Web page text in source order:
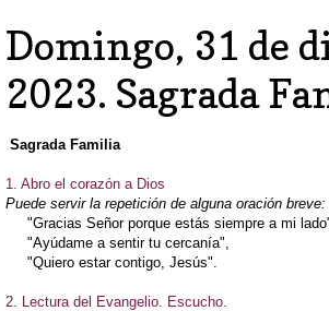
Domingo, 31 de
2023. Sagrada
Sagrada Familia
1. Abro el corazón a Dios
Puede servir la repetición de alguna oración breve:
"Gracias Señor porque estás siempre a mi
"Ayúdame a sentir tu cercanía",
"Quiero estar contigo, Jesús".
2. Lectura del Evangelio. Escucho.